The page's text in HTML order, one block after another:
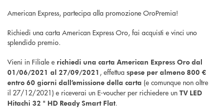
American Express, partecipa alla promozione OroPremia!
Richiedi una carta American Express Oro, fai acquisti e vinci uno
splendido premio.
Vieni in Filiale e richiedi una carta American Express Oro dal
01/06/2021 al 27/09/2021 , effettua spese per almeno 800 €
entro 60 giorni dall’emissione della carta (e comunque non oltre
il 27/12/2021) e riceverai un E-voucher per richiedere un TV LED
Hitachi 32 " HD Ready Smart Flat.